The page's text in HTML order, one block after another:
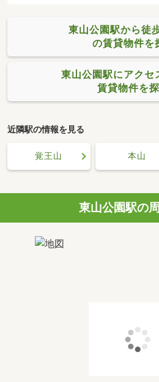
東山公園駅から徒
の賃貸物件を
東山公園駅にアクセ
賃貸物件を
近隣駅の情報を見る
覚王山 本山
東山公園駅の